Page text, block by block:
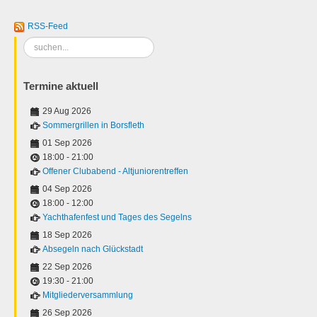
RSS-Feed
Suchen
...
Termine aktuell
29 Aug 2026
Sommergrillen in Borsfleth
01 Sep 2026
18:00 - 21:00
Offener Clubabend - Altjuniorentreffen
04 Sep 2026
18:00 - 12:00
Yachthafenfest und Tages des Segelns
18 Sep 2026
Absegeln nach Glückstadt
22 Sep 2026
19:30 - 21:00
Mitgliederversammlung
26 Sep 2026